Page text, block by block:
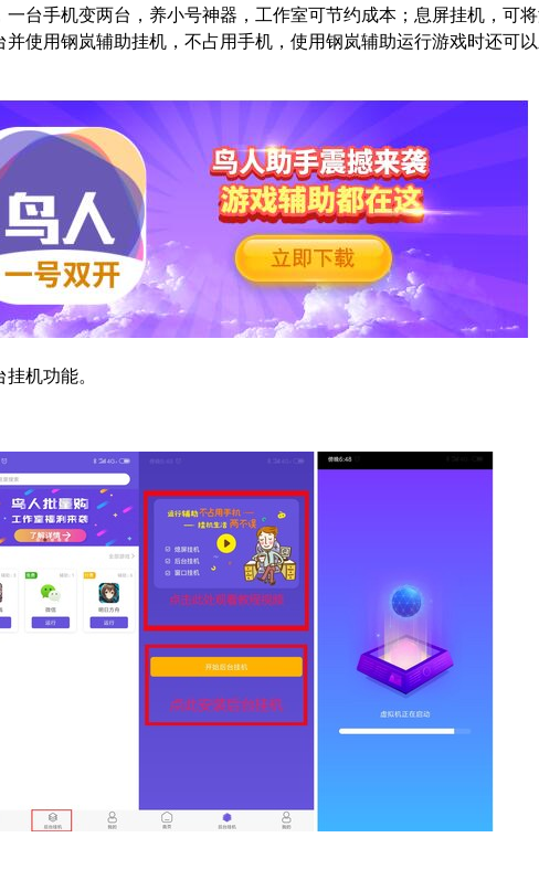
台手机变两台，养小号神器，工作室可节约成本；息屏挂机，可
使用钢岚辅助挂机，不占用手机，使用钢岚辅助运行游戏时还可以
机功能。